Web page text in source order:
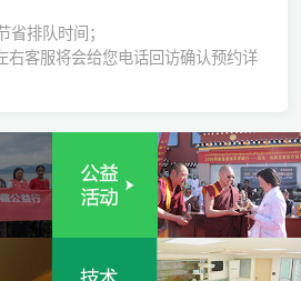
省排队时间；
右客服将会给您电话回访确认预约详